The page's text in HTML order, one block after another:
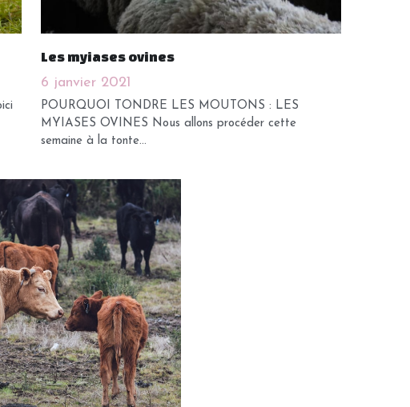
Les myiases ovines
6 janvier 2021
POURQUOI TONDRE LES MOUTONS : LES
MYIASES OVINES Nous allons procéder cette
semaine à la tonte...